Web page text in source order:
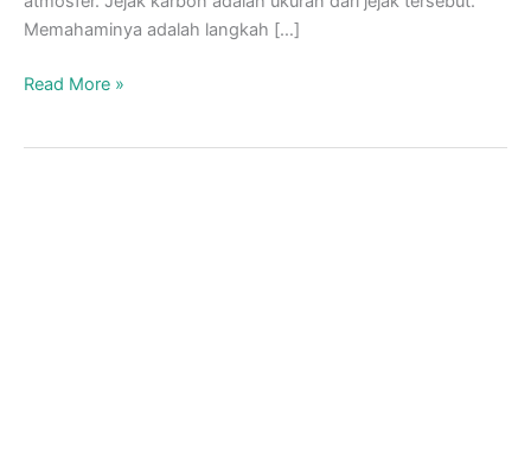
Memahaminya adalah langkah […]
Apa
Read More »